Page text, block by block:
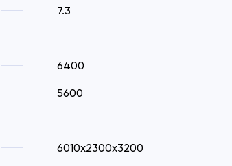
7.3
6400
5600
6010x2300x3200